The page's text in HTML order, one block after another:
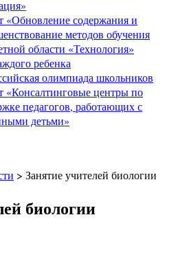
«Обновление содержания и
методов обучения
области «Технология»
ребенка
олимпиада школьников
«Консалтинговые центры по
педагогов, работающих с
детьми»
> Занятие учителей биологии
биологии